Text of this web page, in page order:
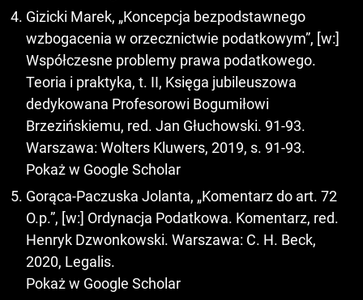
Gizicki Marek, „Koncepcja bezpodstawnego
wzbogacenia w orzecznictwie podatkowym”, [w:]
Współczesne problemy prawa podatkowego.
Teoria i praktyka, t. II, Księga jubileuszowa
dedykowana Profesorowi Bogumiłowi
Brzezińskiemu, red. Jan Głuchowski. 91-93.
Warszawa: Wolters Kluwers, 2019, s. 91-93.
Pokaż w Google Scholar
Gorąca-Paczuska Jolanta, „Komentarz do art. 72
O.p.”, [w:] Ordynacja Podatkowa. Komentarz, red.
Henryk Dzwonkowski. Warszawa: C. H. Beck,
2020, Legalis.
Pokaż w Google Scholar